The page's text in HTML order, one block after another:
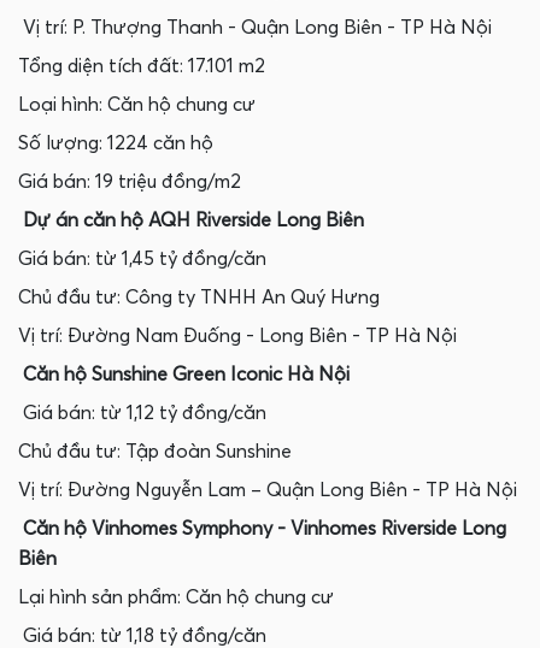
Vị trí: P. Thượng Thanh - Quận Long Biên - TP Hà Nội
Tổng diện tích đất: 17.101 m2
Loại hình: Căn hộ chung cư
Số lượng: 1224 căn hộ
Giá bán: 19 triệu đồng/m2
Dự án căn hộ AQH Riverside Long Biên
Giá bán: từ 1,45 tỷ đồng/căn
Chủ đầu tư: Công ty TNHH An Quý Hưng
Vị trí: Đường Nam Đuống - Long Biên - TP Hà Nội
Căn hộ Sunshine Green Iconic Hà Nội
Giá bán: từ 1,12 tỷ đồng/căn
Chủ đầu tư: Tập đoàn Sunshine
Vị trí: Đường Nguyễn Lam – Quận Long Biên - TP Hà Nội
Căn hộ Vinhomes Symphony - Vinhomes Riverside Long
Biên
Lại hình sản phẩm: Căn hộ chung cư
Giá bán: từ 1,18 tỷ đồng/căn